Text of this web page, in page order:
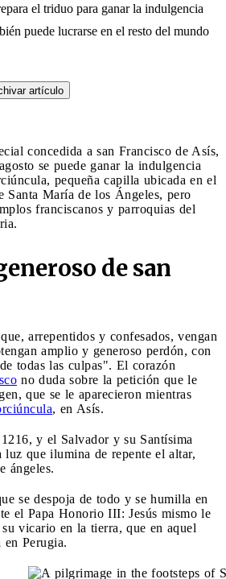
el triduo para ganar la indulgencia
puede lucrarse en el resto del mundo
artículo
concedida a san Francisco de Asís,
se puede ganar la indulgencia
pequeña capilla ubicada en el
Santa María de los Ángeles, pero
franciscanos y parroquias del
de san
arrepentidos y confesados, vengan
amplio y generoso perdón, con
todas las culpas". El corazón
no duda sobre la petición que le
que se le aparecieron mientras
, en Asís.
y el Salvador y su Santísima
que ilumina de repente el altar,
ángeles.
se despoja de todo y se humilla en
el Papa Honorio III: Jesús mismo le
vicario en la tierra, que en aquel
en Perugia.